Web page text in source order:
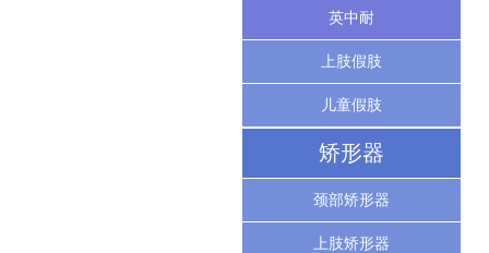
英中耐
上肢假肢
儿童假肢
矫形器
颈部矫形器
上肢矫形器